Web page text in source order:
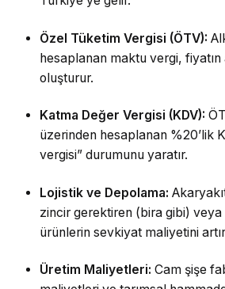
Özel Tüketim Vergisi (ÖTV):
hesaplanan maktu vergi, fiyatın
oluşturur.
Katma Değer Vergisi (KDV):
üzerinden hesaplanan %20’lik
vergisi” durumunu yaratır.
Lojistik ve Depolama:
zincir gerektiren (bira gibi) veya
ürünlerin sevkiyat maliyetini
Üretim Maliyetleri: Cam şişe